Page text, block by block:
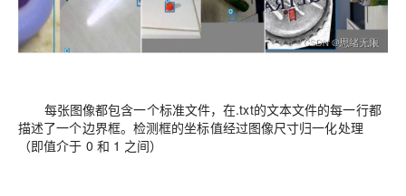
每张图像都包含一个标准文件，在.txt的文本文件的每一行都
描述了一个边界框。检测框的坐标值经过图像尺寸归一化处理
（即值介于 0 和 1 之间）